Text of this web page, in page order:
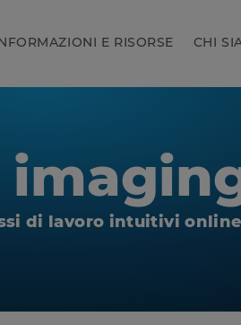
E RISORSE CHI
di lavoro intuitivi